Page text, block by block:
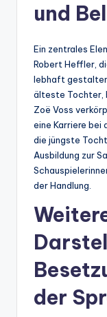
und
Ein zentrales
Robert Heffler,
lebhaft
älteste Tochter,
Zoë Voss
eine Karriere bei
die jüngste
Ausbildung zur
der Handlung.
der